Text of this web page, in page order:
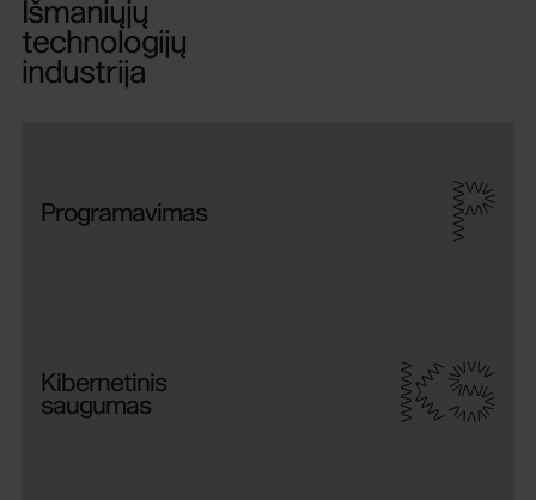
technologijų
industrija
P
saugumas KS